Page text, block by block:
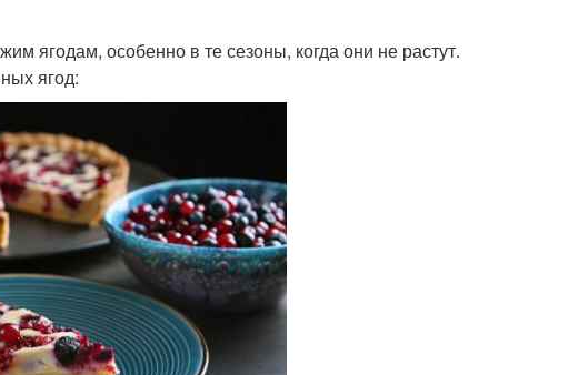
ягодам, особенно в те сезоны, когда они не растут.
ягод: